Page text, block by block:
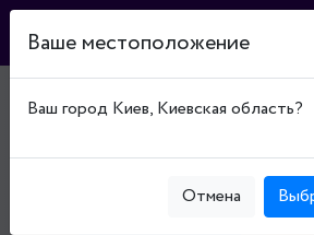
"НПП
Покровский р-н, ул.
Ваше местоположение
Ваш город Киев, Киевская область?
Отмена